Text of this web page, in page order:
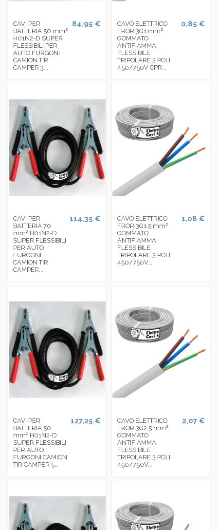
CAVI PER
BATTERIA 50 mm²
H01N2-D SUPER
FLESSIBILI PER
AUTO FURGONI
CAMION TIR
CAMPER 3...
84,95 €
CAVO ELETTRICO
FROR 3G1 mm²
GOMMATO
ANTIFIAMMA
FLESSIBILE
TRIPOLARE 3 POLI
450/750V CPR...
0,85 €
CAVI PER
BATTERIA 70
mm² H01N2-D
SUPER FLESSIBILI
PER AUTO
FURGONI
CAMION TIR
CAMPER...
114,35 €
CAVO ELETTRICO
FROR 3G1.5 mm²
GOMMATO
ANTIFIAMMA
FLESSIBILE
TRIPOLARE 3 POLI
450/750V...
1,08 €
CAVI PER
BATTERIA 50
mm² H01N2-D
SUPER FLESSIBILI
PER AUTO
FURGONI CAMION
TIR CAMPER 5...
127,25 €
CAVO ELETTRICO
FROR 3G2.5 mm²
GOMMATO
ANTIFIAMMA
FLESSIBILE
TRIPOLARE 3 POLI
450/750V...
2,07 €